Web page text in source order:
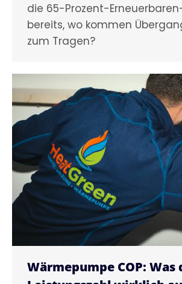
die 65-Prozent-
bereits, wo kommen
zum Tragen?
Wärmepumpe COP: Was